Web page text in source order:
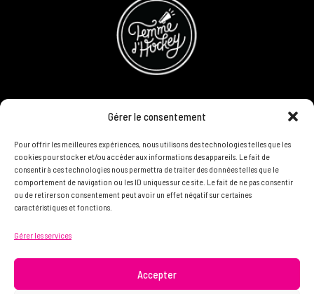
Gérer le consentement
Pour offrir les meilleures expériences, nous utilisons des technologies telles que les
cookies pour stocker et/ou accéder aux informations des appareils. Le fait de
consentir à ces technologies nous permettra de traiter des données telles que le
comportement de navigation ou les ID uniques sur ce site. Le fait de ne pas consentir
ou de retirer son consentement peut avoir un effet négatif sur certaines
caractéristiques et fonctions.
Gérer les services
Accepter
CONCOURS
DEVENIR PARTENAIRE
POLITIQUE DE CONFIDENTIALITÉ
info@femme.hockey